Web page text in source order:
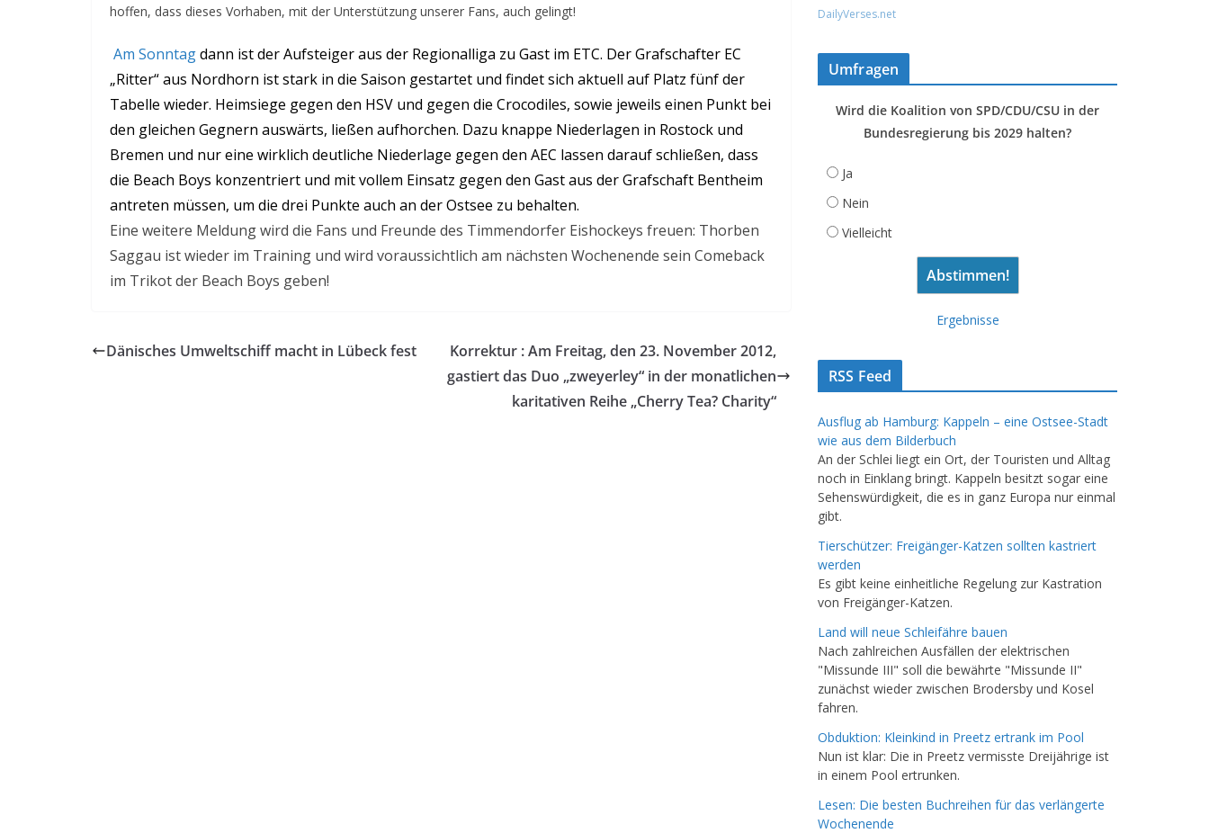
hoffen, dass dieses Vorhaben, mit der Unterstützung unserer Fans, auch gelingt!
Am Sonntagdann ist der Aufsteiger aus der Regionalliga zu Gast im ETC. Der Grafschafter EC
„Ritter“ aus Nordhorn ist stark in die Saison gestartet und findet sich aktuell auf Platz fünf der
Tabelle wieder. Heimsiege gegen den HSV und gegen die Crocodiles, sowie jeweils einen Punkt bei
den gleichen Gegnern auswärts, ließen aufhorchen. Dazu knappe Niederlagen in Rostock und
Bremen und nur eine wirklich deutliche Niederlage gegen den AEC lassen darauf schließen, dass
die Beach Boys konzentriert und mit vollem Einsatz gegen den Gast aus der Grafschaft Bentheim
antreten müssen, um die drei Punkte auch an der Ostsee zu behalten.
Eine weitere Meldung wird die Fans und Freunde des Timmendorfer Eishockeys freuen: Thorben
Saggau ist wieder im Training und wird voraussichtlich am nächsten Wochenende sein Comeback
im Trikot der Beach Boys geben!
Dänisches Umweltschiff macht in Lübeck fest
Korrektur : Am Freitag, den 23. November 2012,
gastiert das Duo „zweyerley“ in der monatlichen
karitativen Reihe „Cherry Tea? Charity“
DailyVerses.net
Umfragen
Wird die Koalition von SPD/CDU/CSU in der
Bundesregierung bis 2029 halten?
Ja
Nein
Vielleicht
Ergebnisse
RSS Feed
Ausflug ab Hamburg: Kappeln – eine Ostsee-Stadt
wie aus dem Bilderbuch
An der Schlei liegt ein Ort, der Touristen und Alltag
noch in Einklang bringt. Kappeln besitzt sogar eine
Sehenswürdigkeit, die es in ganz Europa nur einmal
gibt.
Tierschützer: Freigänger-Katzen sollten kastriert
werden
Es gibt keine einheitliche Regelung zur Kastration
von Freigänger-Katzen.
Land will neue Schleifähre bauen
Nach zahlreichen Ausfällen der elektrischen
"Missunde III" soll die bewährte "Missunde II"
zunächst wieder zwischen Brodersby und Kosel
fahren.
Obduktion: Kleinkind in Preetz ertrank im Pool
Nun ist klar: Die in Preetz vermisste Dreijährige ist
in einem Pool ertrunken.
Lesen: Die besten Buchreihen für das verlängerte
Wochenende